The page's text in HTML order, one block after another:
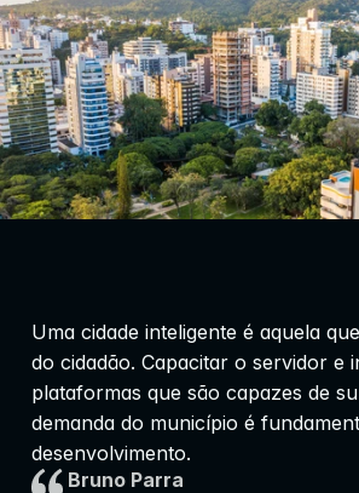
Uma cidade inteligente é aquela
do cidadão. Capacitar o servidor e
plataformas que são capazes de
demanda do município é
desenvolvimento.
Bruno Parra